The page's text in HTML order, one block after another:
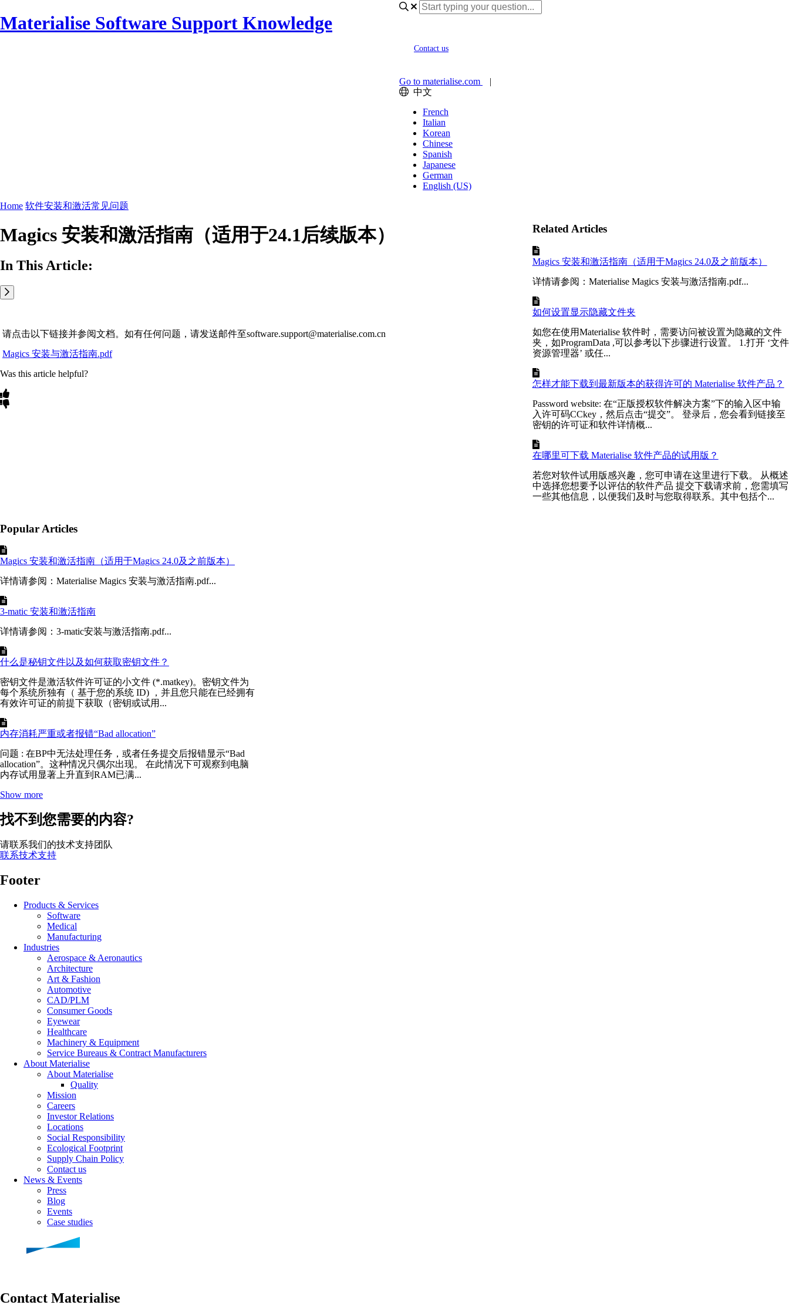
Materialise Software Support Knowledge
Contact us
Go to materialise.com
|
中文
French
Italian
Korean
Chinese
Spanish
Japanese
German
English (US)
Home 软件安装和激活常见问题
Magics 安装和激活指南（适用于24.1后续版本）
In This Article:
请点击以下链接并参阅文档。如有任何问题，请发送邮件至software.support@materialise.com.cn
Magics 安装与激活指南.pdf
Was this article helpful?
Related Articles
Magics 安装和激活指南（适用于Magics 24.0及之前版本）
详情请参阅：Materialise Magics 安装与激活指南.pdf...
如何设置显示隐藏文件夹
如您在使用Materialise 软件时，需要访问被设置为隐藏的文件
夹，如ProgramData ,可以参考以下步骤进行设置。 1.打开 ‘文件
资源管理器’ 或任...
怎样才能下载到最新版本的获得许可的 Materialise 软件产品？
Password website: 在“正版授权软件解决方案”下的输入区中输
入许可码CCkey，然后点击“提交”。 登录后，您会看到链接至
密钥的许可证和软件详情概...
在哪里可下载 Materialise 软件产品的试用版？
若您对软件试用版感兴趣，您可申请在这里进行下载。 从概述
中选择您想要予以评估的软件产品 提交下载请求前，您需填写
一些其他信息，以便我们及时与您取得联系。其中包括个...
Popular Articles
Magics 安装和激活指南（适用于Magics 24.0及之前版本）
详情请参阅：Materialise Magics 安装与激活指南.pdf...
3-matic 安装和激活指南
详情请参阅：3-matic安装与激活指南.pdf...
什么是秘钥文件以及如何获取密钥文件？
密钥文件是激活软件许可证的小文件 (*.matkey)。密钥文件为
每个系统所独有（ 基于您的系统 ID) ，并且您只能在已经拥有
有效许可证的前提下获取（密钥或试用...
内存消耗严重或者报错“Bad allocation”
问题 : 在BP中无法处理任务，或者任务提交后报错显示“Bad
allocation”。这种情况只偶尔出现。 在此情况下可观察到电脑
内存试用显著上升直到RAM已满...
Show more
找不到您需要的内容?
请联系我们的技术支持团队
联系技术支持
Footer
Products & Services
Software
Medical
Manufacturing
Industries
Aerospace & Aeronautics
Architecture
Art & Fashion
Automotive
CAD/PLM
Consumer Goods
Eyewear
Healthcare
Machinery & Equipment
Service Bureaus & Contract Manufacturers
About Materialise
About Materialise
Quality
Mission
Careers
Investor Relations
Locations
Social Responsibility
Ecological Footprint
Supply Chain Policy
Contact us
News & Events
Press
Blog
Events
Case studies
Contact Materialise